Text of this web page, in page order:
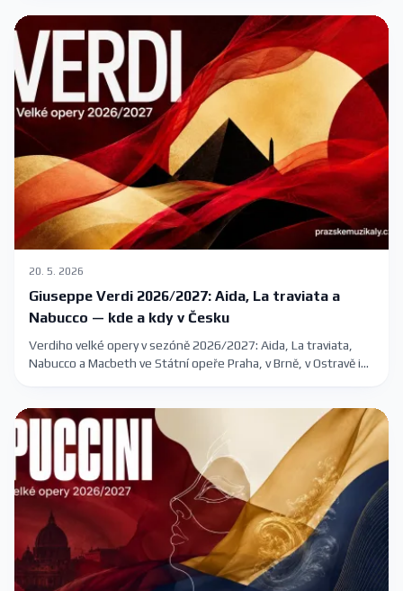
20. 5. 2026
Giuseppe Verdi 2026/2027: Aida, La traviata a
Nabucco — kde a kdy v Česku
Verdiho velké opery v sezóně 2026/2027: Aida, La traviata,
Nabucco a Macbeth ve Státní opeře Praha, v Brně, v Ostravě i